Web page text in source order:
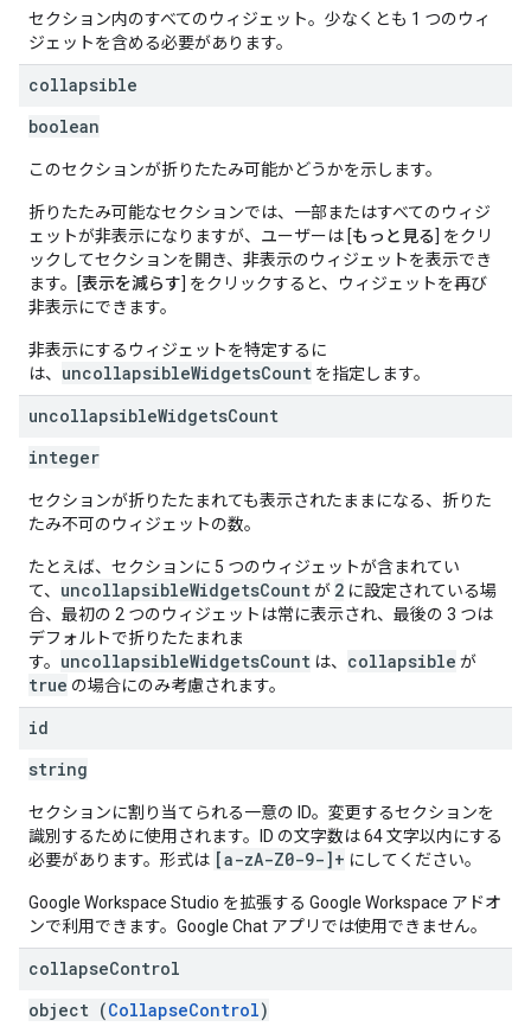
セクション内のすべてのウィジェット。少なくとも 1 つのウィ
ジェットを含める必要があります。
collapsible
boolean
このセクションが折りたたみ可能かどうかを示します。
折りたたみ可能なセクションでは、一部またはすべてのウィジ
ェットが非表示になりますが、ユーザーは [もっと見る] をクリ
ックしてセクションを開き、非表示のウィジェットを表示でき
ます。[表示を減らす] をクリックすると、ウィジェットを再び
非表示にできます。
非表示にするウィジェットを特定するに
は、 uncollapsibleWidgetsCount を指定します。
uncollapsibleWidgetsCount
integer
セクションが折りたたまれても表示されたままになる、折りた
たみ不可のウィジェットの数。
たとえば、セクションに 5 つのウィジェットが含まれてい
て、 uncollapsibleWidgetsCountが 2 に設定されている場
合、最初の 2 つのウィジェットは常に表示され、最後の 3 つは
デフォルトで折りたたまれま
す。 uncollapsibleWidgetsCount は、 collapsible が
true の場合にのみ考慮されます。
id
string
セクションに割り当てられる一意の ID。変更するセクションを
識別するために使用されます。ID の文字数は 64 文字以内にする
必要があります。形式は [a-zA-Z0-9-]+ にしてください。
Google Workspace Studio を拡張する Google Workspace アドオ
ンで利用できます。Google Chat アプリでは使用できません。
collapseControl
object (CollapseControl)